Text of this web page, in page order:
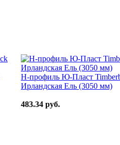
H-профиль Ю-Пласт
Ирландская Ель (3050 мм)
483.34 руб.